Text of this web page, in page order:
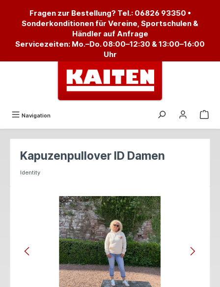
Fragen zur Bestellung? Tel.: 06826 93350 •
Sonderkonditionen für Vereine, Sportschulen &
Händler auf Anfrage
Servicezeiten: Mo.–Do. 08:00–12:30 & 13:00–16:00
Uhr
Navigation
Kapuzenpullover ID Damen
Identity
Bildergalerie überspringen